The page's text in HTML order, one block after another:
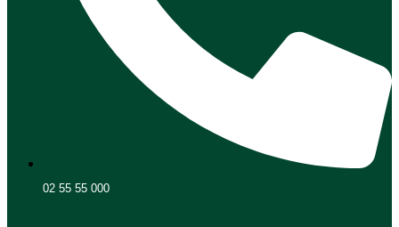
02 55 55 000